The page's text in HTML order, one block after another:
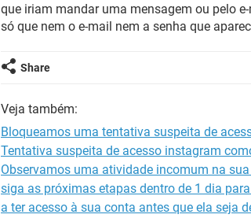
que iriam mandar uma mensagem ou pelo
só que nem o e-mail nem a senha que
Share
Veja também:
Bloqueamos uma tentativa suspeita de
Tentativa suspeita de acesso instagram
Observamos uma atividade incomum na
siga as próximas etapas dentro de 1 dia
a ter acesso à sua conta antes que ela seja